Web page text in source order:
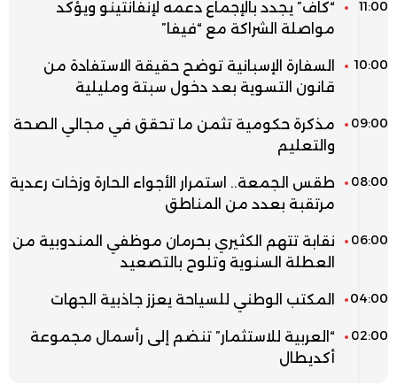
11:00
“كاف” يجدد بالإجماع دعمه لإنفانتينو ويؤكد
مواصلة الشراكة مع “فيفا”
10:00
السفارة الإسبانية توضح حقيقة الاستفادة من
قانون التسوية بعد دخول سبتة ومليلية
09:00
مذكرة حكومية تثمن ما تحقق في مجالي الصحة
والتعليم
08:00
طقس الجمعة.. استمرار الأجواء الحارة وزخات رعدية
مرتقبة بعدد من المناطق
06:00
نقابة تتهم الكثيري بحرمان موظفي المندوبية من
العطلة السنوية وتلوح بالتصعيد
04:00 المكتب الوطني للسياحة يعزز جاذبية الجهات
02:00
“العربية للاستثمار” تنضم إلى رأسمال مجموعة
أكديطال